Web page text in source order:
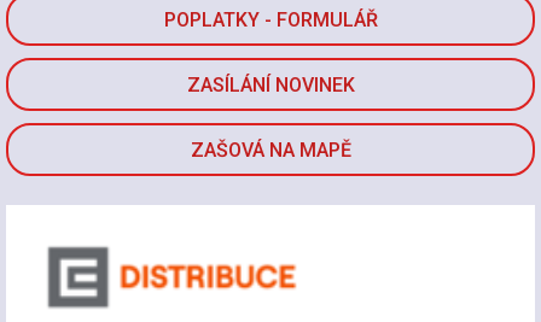
POPLATKY - FORMULÁŘ
ZASÍLÁNÍ NOVINEK
ZAŠOVÁ NA MAPĚ